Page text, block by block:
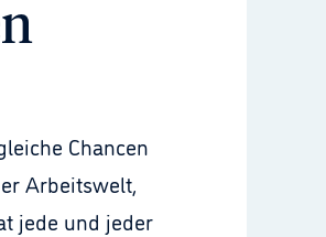
Chancen
Arbeitswelt,
jede und jeder